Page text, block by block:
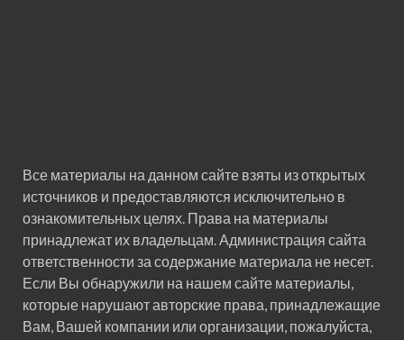
Все материалы на данном сайте взяты из открытых
источников и предоставляются исключительно в
ознакомительных целях. Права на материалы
принадлежат их владельцам. Администрация сайта
ответственности за содержание материала не несет.
Если Вы обнаружили на нашем сайте материалы,
которые нарушают авторские права, принадлежащие
Вам, Вашей компании или организации, пожалуйста,